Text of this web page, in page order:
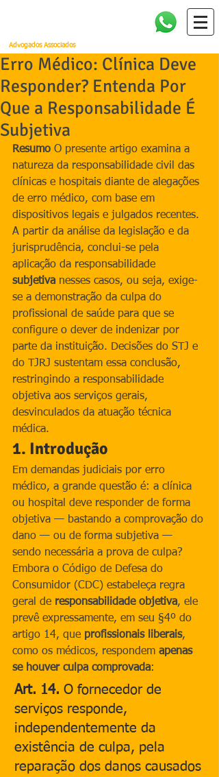
Advogados Associados
Erro Médico: Clínica Deve
Responder? Entenda Por
Que a Responsabilidade É
Subjetiva
Resumo O presente artigo examina a
natureza da responsabilidade civil das
clínicas e hospitais diante de alegações
de erro médico, com base em
dispositivos legais e julgados recentes.
A partir da análise da legislação e da
jurisprudência, conclui-se pela
aplicação da responsabilidade
subjetiva nesses casos, ou seja, exige-
se a demonstração da culpa do
profissional de saúde para que se
configure o dever de indenizar por
parte da instituição. Decisões do STJ e
do TJRJ sustentam essa conclusão,
restringindo a responsabilidade
objetiva aos serviços gerais,
desvinculados da atuação técnica
médica.
1. Introdução
Em demandas judiciais por erro
médico, a grande questão é: a clínica
ou hospital deve responder de forma
objetiva — bastando a comprovação do
dano — ou de forma subjetiva —
sendo necessária a prova de culpa?
Embora o Código de Defesa do
Consumidor (CDC) estabeleça regra
geral de responsabilidade objetiva, ele
prevê expressamente, em seu §4º do
artigo 14, que profissionais liberais,
como os médicos, respondem apenas
se houver culpa comprovada:
Art. 14. O fornecedor de
serviços responde,
independentemente da
existência de culpa, pela
reparação dos danos causados